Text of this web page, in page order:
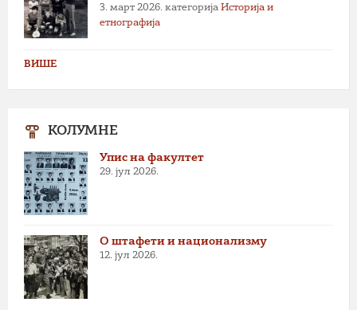
3. март 2026. категорија Историја и
етнографија
ВИШЕ
КОЛУМНЕ
Упис на факултет
29. јул 2026.
О штафети и национализму
12. јул 2026.